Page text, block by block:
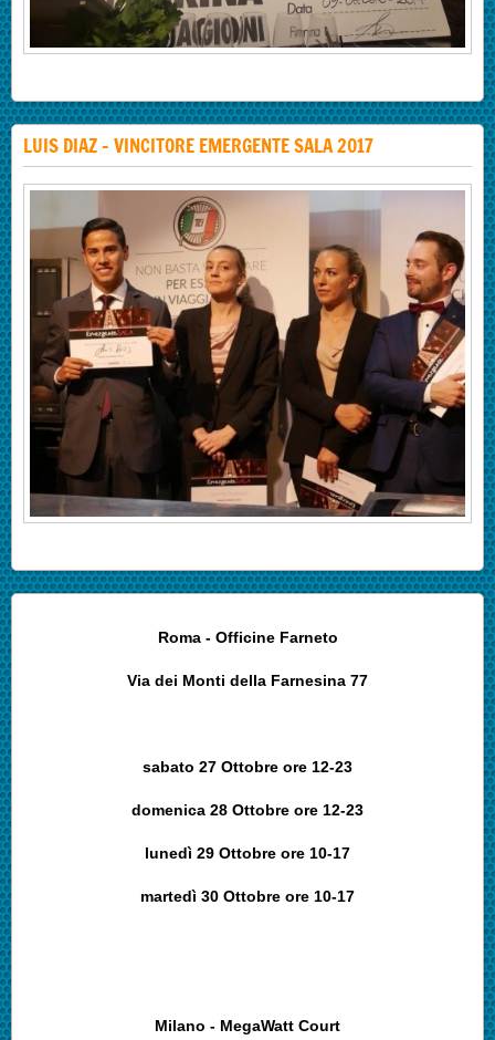
LUIS DIAZ - VINCITORE EMERGENTE SALA 2017
Roma - Officine Farneto
Via dei Monti della Farnesina 77
sabato 27 Ottobre ore 12-23
domenica 28 Ottobre ore 12-23
lunedì 29 Ottobre ore 10-17
martedì 30 Ottobre ore 10-17
Milano - MegaWatt Court